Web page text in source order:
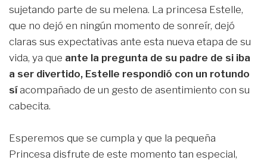
sujetando parte de su melena. La princesa Estelle,
que no dejó en ningún momento de sonreír, dejó
claras sus expectativas ante esta nueva etapa de su
vida, ya que ante la pregunta de su padre de si iba
a ser divertido, Estelle respondió con un rotundo
síacompañado de un gesto de asentimiento con su
cabecita.
Esperemos que se cumpla y que la pequeña
Princesa disfrute de este momento tan especial,